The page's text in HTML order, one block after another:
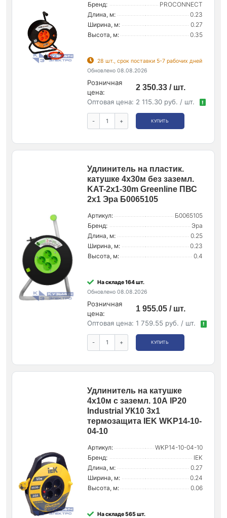
Бренд:
PROCONNECT
Длина, м:
0.23
Ширина, м:
0.27
Высота, м:
0.35
28 шт., срок поставки 5-7 рабочих дней
Обновлено 08.08.2026
Розничная
цена:
2 350.33 / шт.
Оптовая цена: 2 115.30 руб. / шт. !
- + КУПИТЬ
Удлинитель на пластик.
катушке 4х30м без заземл.
KAT-2x1-30m Greenline ПВС
2х1 Эра Б0065105
Артикул:
Б0065105
Бренд:
Эра
Длина, м:
0.25
Ширина, м:
0.23
Высота, м:
0.4
На складе 164 шт.
Обновлено 08.08.2026
Розничная
цена:
1 955.05 / шт.
Оптовая цена: 1 759.55 руб. / шт. !
- + КУПИТЬ
Удлинитель на катушке
4х10м с заземл. 10А IP20
Industrial УК10 3х1
термозащита IEK WKP14-10-
04-10
Артикул:
WKP14-10-04-10
Бренд:
IEK
Длина, м:
0.27
Ширина, м:
0.24
Высота, м:
0.06
На складе 565 шт.